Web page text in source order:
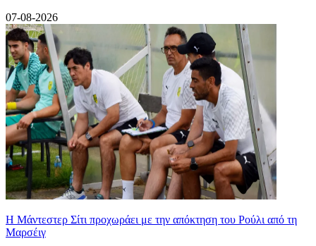
07-08-2026
Η Μάντεστερ Σίτι προχωράει με την απόκτηση του Ρούλι από τη
Μαρσέιγ